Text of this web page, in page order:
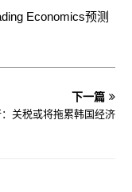
Economics预测
下一篇
关税或将拖累韩国经济